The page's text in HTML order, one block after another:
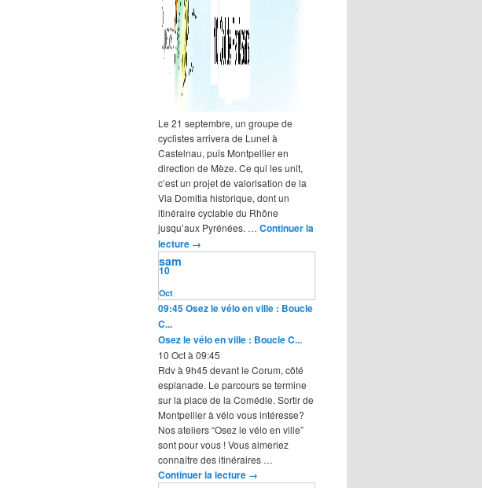
Le 21 septembre, un groupe de
cyclistes arrivera de Lunel à
Castelnau, puis Montpellier en
direction de Mèze. Ce qui les unit,
c’est un projet de valorisation de la
Via Domitia historique, dont un
itinéraire cyclable du Rhône
jusqu’aux Pyrénées. … Continuer la
lecture →
Oct
10
sam
09:45Osez le vélo en ville : Boucle
C...
Osez le vélo en ville : Boucle C...
10 Oct à 09:45
Rdv à 9h45 devant le Corum, côté
esplanade. Le parcours se termine
sur la place de la Comédie. Sortir de
Montpellier à vélo vous intéresse?
Nos ateliers “Osez le vélo en ville”
sont pour vous ! Vous aimeriez
connaître des itinéraires …
Continuer la lecture →